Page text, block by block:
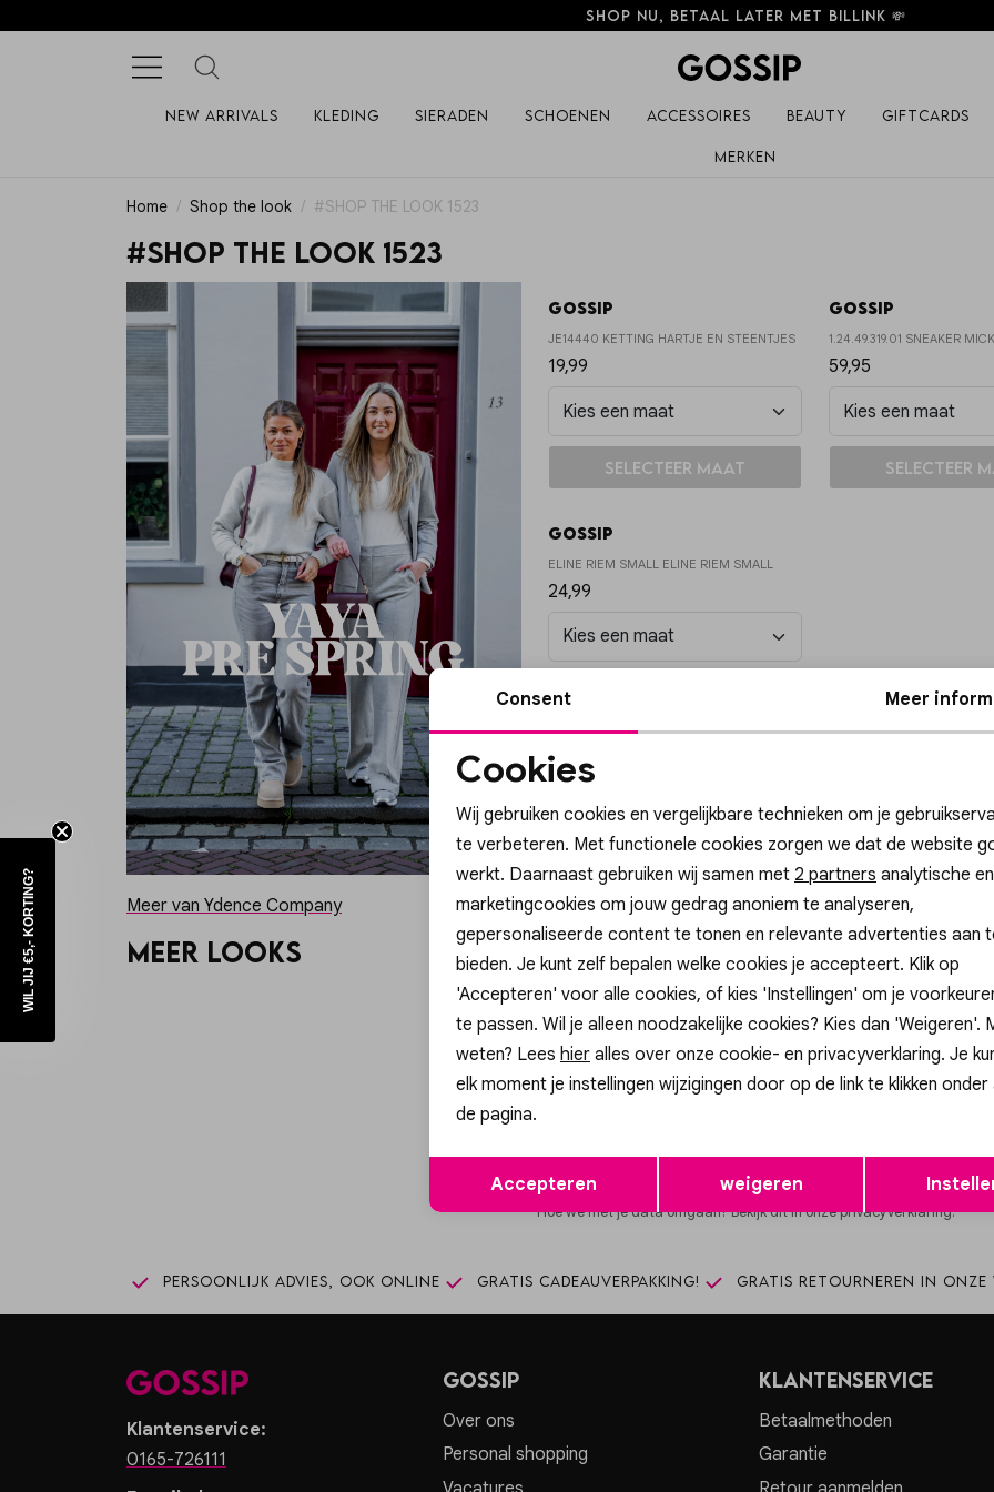
Shop nu, betaal later met Billink 💸
New arrivals Kleding Sieraden Schoenen Accessoires Beauty Giftcards
Merken
Home Shop the look #SHOP THE LOOK 1523
#SHOP THE LOOK 1523
Gossip
JE14440 KETTING HARTJE EN STEENTJES
19,99
In winkelmand
Selecteer maat
Gossip
1.24.49.319.01 SNEAKER
59,95
In
Selecteer
Gossip
ELINE RIEM SMALL ELINE RIEM SMALL
24,99
Meer van Ydence Company
Meer looks
Altijd als eerste op de hoogte zijn?
Schrijf je in voor onze nieuwsbrief en ontvang dan ook gelijk €5,-
Hoe we met je data omgaan? Bekijk dit in onze privacyverklaring.
Persoonlijk advies, ook online Gratis cadeauverpakking! Gratis retourneren in onze
Klantenservice:
0165-726111
Gossip
Over ons
Personal shopping
Klantenservice
Betaalmethoden
Garantie
Noodzakelijke
cookies
Analytische cookies Marketing cookies
Opslaan
Consent Meer
Cookies
Wij gebruiken cookies en vergelijkbare technieken om je
te verbeteren. Met functionele cookies zorgen we dat de website
werkt. Daarnaast gebruiken wij samen met 2 partners analytische en
marketingcookies om jouw gedrag anoniem te analyseren,
gepersonaliseerde content te tonen en relevante advertenties aan
bieden. Je kunt zelf bepalen welke cookies je accepteert. Klik op
'Accepteren' voor alle cookies, of kies 'Instellingen' om je
te passen. Wil je alleen noodzakelijke cookies? Kies dan 'Weigeren'.
weten? Lees hier alles over onze cookie- en privacyverklaring. Je
elk moment je instellingen wijzigingen door op de link te klikken onder
de pagina.
Accepteren weigeren
WIL JIJ €5,- KORTING?